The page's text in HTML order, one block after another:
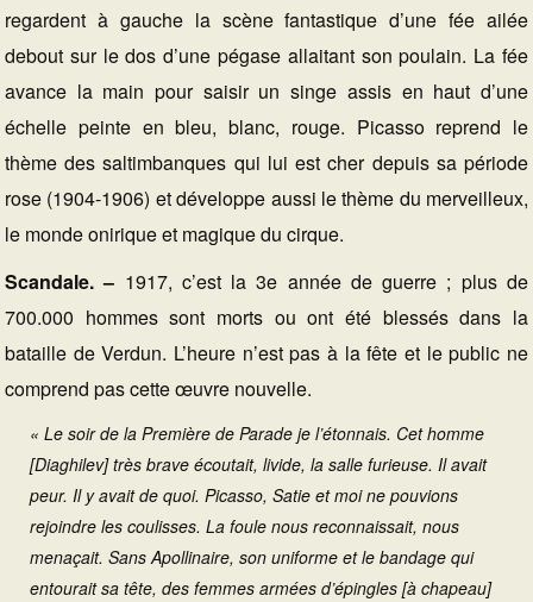
regardent à gauche la scène fantastique d’une fée ailée
debout sur le dos d’une pégase allaitant son poulain. La fée
avance la main pour saisir un singe assis en haut d’une
échelle peinte en bleu, blanc, rouge. Picasso reprend le
thème des saltimbanques qui lui est cher depuis sa période
rose (1904-1906) et développe aussi le thème du merveilleux,
le monde onirique et magique du cirque.
Scandale. – 1917, c’est la 3e année de guerre ; plus de
700.000 hommes sont morts ou ont été blessés dans la
bataille de Verdun. L’heure n’est pas à la fête et le public ne
comprend pas cette œuvre nouvelle.
« Le soir de la Première de Parade je l’étonnais. Cet homme
[Diaghilev] très brave écoutait, livide, la salle furieuse. Il avait
peur. Il y avait de quoi. Picasso, Satie et moi ne pouvions
rejoindre les coulisses. La foule nous reconnaissait, nous
menaçait. Sans Apollinaire, son uniforme et le bandage qui
entourait sa tête, des femmes armées d’épingles [à chapeau]